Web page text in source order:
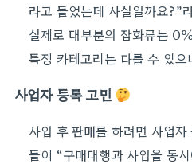
라고 들었는데 사실일까요?”
실제로 대부분의 잡화류는
특정 카테고리는 다를 수 있
사업자 등록 고민
사입 후 판매를 하려면 사업
들이 “구매대행과 사입을 동